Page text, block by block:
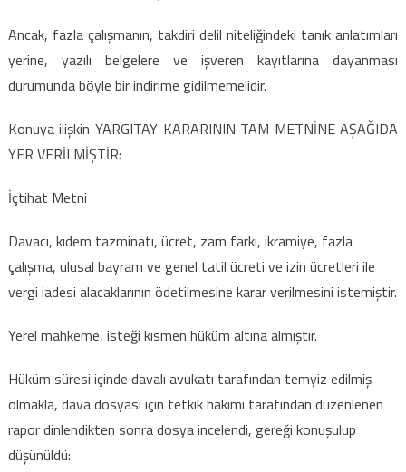
Ancak, fazla çalışmanın, takdiri delil niteliğindeki tanık anlatımları
yerine, yazılı belgelere ve işveren kayıtlarına dayanması
durumunda böyle bir indirime gidilmemelidir.
Konuya ilişkin YARGITAY KARARININ TAM METNİNE AŞAĞIDA
YER VERİLMİŞTİR:
İçtihat Metni
Davacı, kıdem tazminatı, ücret, zam farkı, ikramiye, fazla
çalışma, ulusal bayram ve genel tatil ücreti ve izin ücretleri ile
vergi iadesi alacaklarının ödetilmesine karar verilmesini istemiştir.
Yerel mahkeme, isteği kısmen hüküm altına almıştır.
Hüküm süresi içinde davalı avukatı tarafından temyiz edilmiş
olmakla, dava dosyası için tetkik hakimi tarafından düzenlenen
rapor dinlendikten sonra dosya incelendi, gereği konuşulup
düşünüldü: